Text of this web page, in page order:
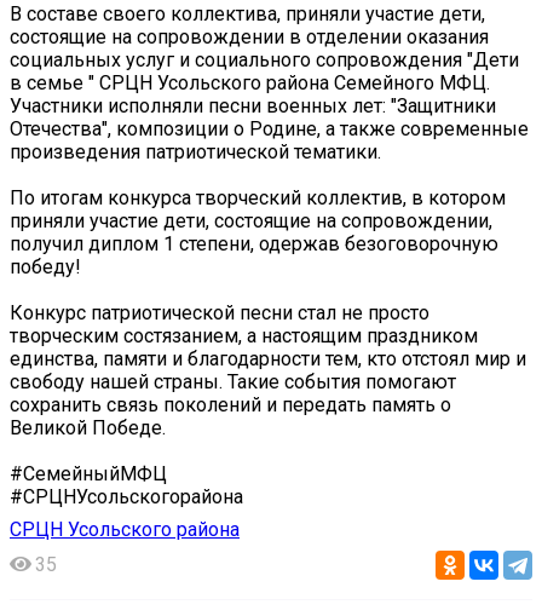
В составе своего коллектива, приняли участие дети,
состоящие на сопровождении в отделении оказания
социальных услуг и социального сопровождения "Дети
в семье " СРЦН Усольского района Семейного МФЦ.
Участники исполняли песни военных лет: "Защитники
Отечества", композиции о Родине, а также современные
произведения патриотической тематики.
По итогам конкурса творческий коллектив, в котором
приняли участие дети, состоящие на сопровождении,
получил диплом 1 степени, одержав безоговорочную
победу!
Конкурс патриотической песни стал не просто
творческим состязанием, а настоящим праздником
единства, памяти и благодарности тем, кто отстоял мир и
свободу нашей страны. Такие события помогают
сохранить связь поколений и передать память о
Великой Победе.
#СемейныйМФЦ
#СРЦНУсольскогорайона
СРЦН Усольского района
35